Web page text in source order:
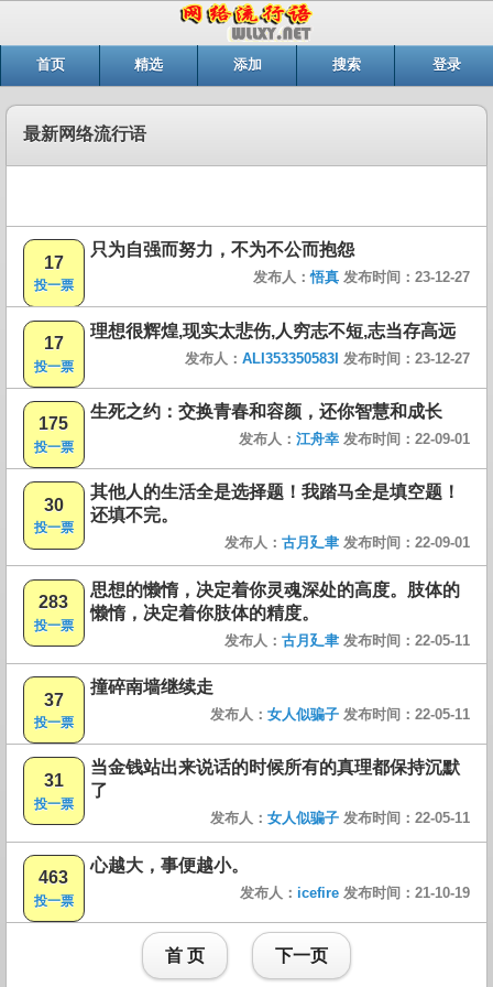
首页 精选 添加 搜索 登录
最新网络流行语
17
投一票
只为自强而努力，不为不公而抱怨
发布人：悟真 发布时间：23-12-27
17
投一票
理想很辉煌,现实太悲伤,人穷志不短,志当存高远
发布人： ALI353350583I 发布时间：23-12-27
175
投一票
生死之约：交换青春和容颜，还你智慧和成长
发布人： 江舟幸 发布时间：22-09-01
30
投一票
其他人的生活全是选择题！我踏马全是填空题！
还填不完。
发布人： 古月廴聿 发布时间：22-09-01
283
投一票
思想的懒惰，决定着你灵魂深处的高度。肢体的
懒惰，决定着你肢体的精度。
发布人： 古月廴聿 发布时间：22-05-11
37
投一票
撞碎南墙继续走
发布人： 女人似骗子 发布时间：22-05-11
31
投一票
当金钱站出来说话的时候所有的真理都保持沉默
了
发布人： 女人似骗子 发布时间：22-05-11
463
投一票
心越大，事便越小。
发布人： icefire 发布时间：21-10-19
首 页 下一页